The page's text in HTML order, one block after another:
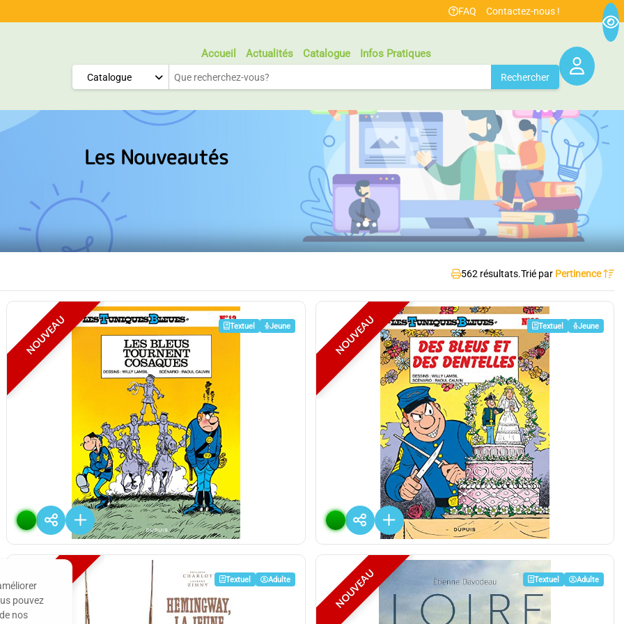
pouvez
nos
FAQ Contactez-nous !
Général
Accueil Actualités Catalogue Infos Pratiques
Catalogue Rechercher
Les Nouveautés
562 résultats.Trié par Pertinence
NOUVEAU Textuel Jeune
Raoul CAUVIN
Dupuis
Plus d'infos
NOUVEAU Textuel Jeune
Raoul CAUVIN
Editions :
Dupuis
Plus d'infos
NOUVEAU Textuel Adulte NOUVEAU Textuel Adulte